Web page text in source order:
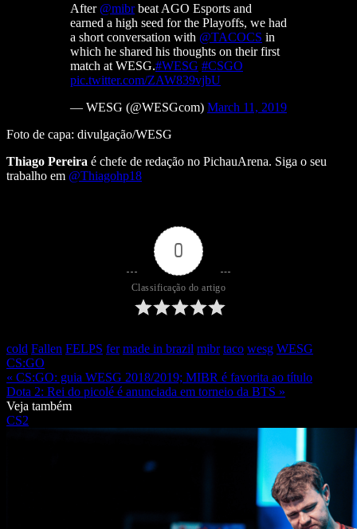
After @mibrbeat AGO Esports and
earned a high seed for the Playoffs, we had
a short conversation with @TACOCS in
which he shared his thoughts on their first
match at WESG.#WESG #CSGO
pic.twitter.com/ZAW839vjbU
— WESG (@WESGcom) March 11, 2019
Foto de capa: divulgação/WESG
Thiago Pereira é chefe de redação no PichauArena. Siga o seu
trabalho em @Thiagohp18
0
Classificação do artigo
cold Fallen FELPS fer made in brazil mibr taco wesg WESG
CS:GO
« CS:GO: guia WESG 2018/2019; MIBR é favorita ao título
Dota 2: Rei do picolé é anunciada em torneio da BTS »
Veja também
CS2